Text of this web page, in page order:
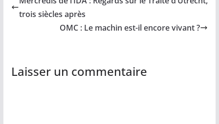
trois siècles après
OMC : Le machin est-il encore vivant ?
Laisser un commentaire